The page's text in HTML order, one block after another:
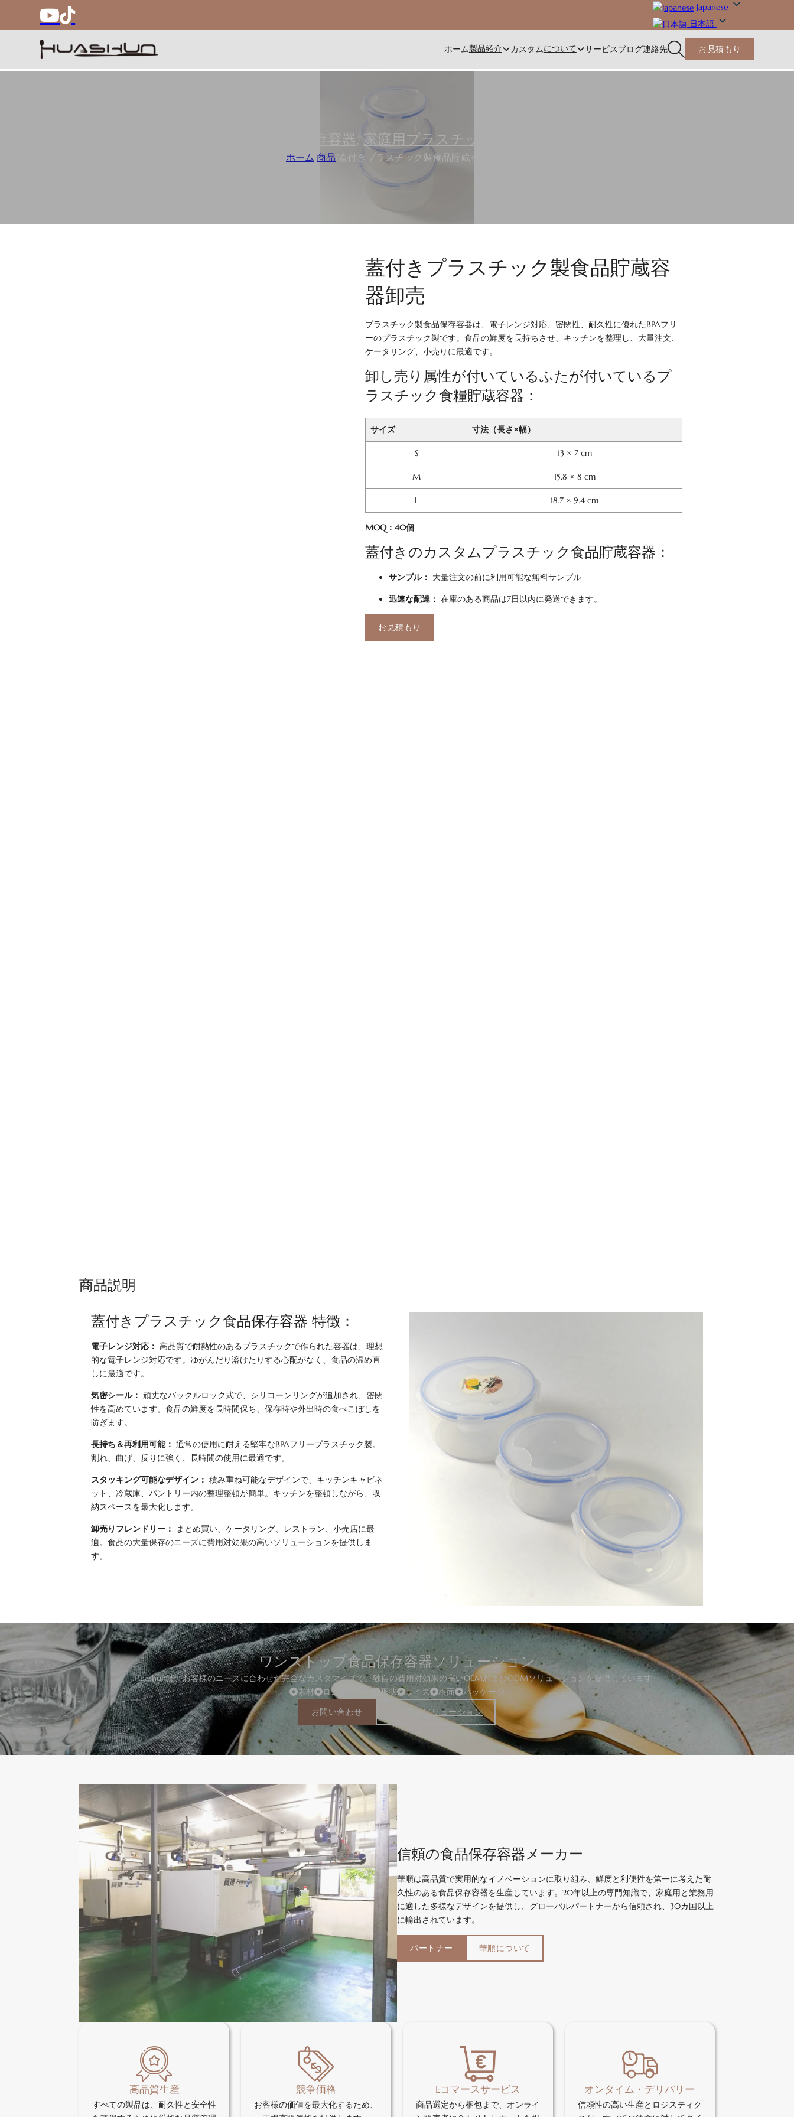
Japanese
日本語
ホーム製品紹介 カスタムについて サービスブログ連絡先 お見積もり
食品保存容器, 家庭用プラスチック製品
ホーム 商品 蓋付きプラスチック製食品貯蔵容器卸売
蓋付きプラスチック製食品貯蔵容
器卸売
プラスチック製食品保存容器は、電子レンジ対応、密閉性、耐久性に優れたBPAフリ
ーのプラスチック製です。食品の鮮度を長持ちさせ、キッチンを整理し、大量注文、
ケータリング、小売りに最適です。
卸し売り属性が付いているふたが付いているプ
ラスチック食糧貯蔵容器：
サイズ 寸法（長さ×幅）
S 13 × 7 cm
M 15.8 × 8 cm
L 18.7 × 9.4 cm
MOQ：40個
蓋付きのカスタムプラスチック食品貯蔵容器：
サンプル： 大量注文の前に利用可能な無料サンプル
迅速な配達： 在庫のある商品は7日以内に発送できます。
お見積もり
商品説明
蓋付きプラスチック食品保存容器 特徴：
電子レンジ対応： 高品質で耐熱性のあるプラスチックで作られた容器は、理想
的な電子レンジ対応です。ゆがんだり溶けたりする心配がなく、食品の温め直
しに最適です。
気密シール：頑丈なバックルロック式で、シリコーンリングが追加され、密閉
性を高めています。食品の鮮度を長時間保ち、保存時や外出時の食べこぼしを
防ぎます。
長持ち＆再利用可能：通常の使用に耐える堅牢なBPAフリープラスチック製。
割れ、曲げ、反りに強く、長時間の使用に最適です。
スタッキング可能なデザイン：積み重ね可能なデザインで、キッチンキャビネ
ット、冷蔵庫、パントリー内の整理整頓が簡単。キッチンを整頓しながら、収
納スペースを最大化します。
卸売りフレンドリー： まとめ買い、ケータリング、レストラン、小売店に最
適。食品の大量保存のニーズに費用対効果の高いソリューションを提供しま
す。
ワンストップ食品保存容器ソリューション
Huashunは、お客様のニーズに合わせた完全なカスタマイズで、独自の費用対効果の高いOEMおよびODMソリューションを提供しています。
素材
ロゴ 形状 サイズ 表面
パッケージ
お問い合わせ
カスタムソリューション
信頼の食品保存容器メーカー
華順は高品質で実用的なイノベーションに取り組み、鮮度と利便性を第一に考えた耐
久性のある食品保存容器を生産しています。20年以上の専門知識で、家庭用と業務用
に適した多様なデザインを提供し、グローバルパートナーから信頼され、30カ国以上
に輸出されています。
パートナー 華順について
高品質生産
すべての製品は、耐久性と安全性
競争価格
お客様の価値を最大化するため、
Eコマースサービス
商品選定から梱包まで、オンライ
オンタイム・デリバリー
信頼性の高い生産とロジスティク